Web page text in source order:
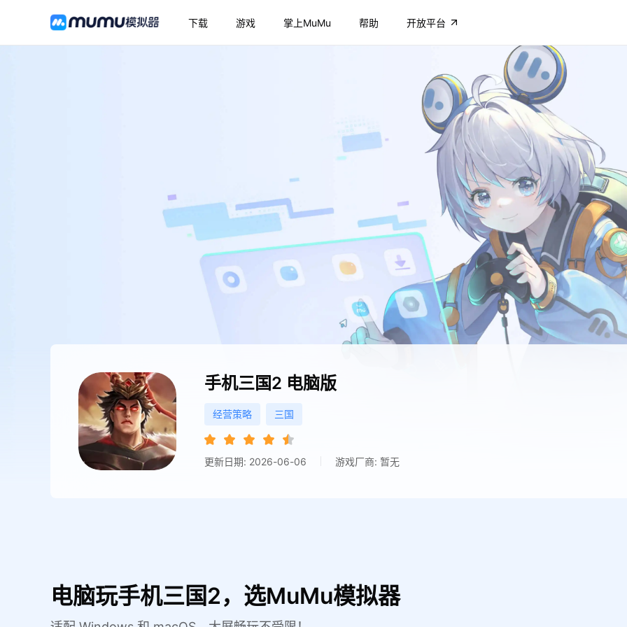
下载 游戏 掌上MuMu 帮助 开放平台
手机三国2 电脑版
经营策略 三国
更新日期: 2026-06-06 游戏厂商: 暂无
电脑玩手机三国2，选MuMu模拟器